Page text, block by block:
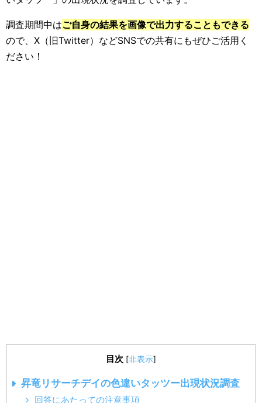
調査期間中はご自身の結果を画像で出力することもできる
ので、X（旧Twitter）などSNSでの共有にもぜひご活用く
ださい！
目次 [非表示]
昇竜リサーチデイの色違いタッツー出現状況調査
回答にあたっての注意事項